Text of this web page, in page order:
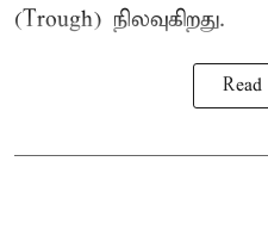
(Trough) நிலவுகிறது.